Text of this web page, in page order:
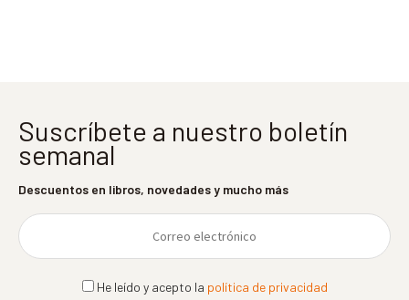
Suscríbete a nuestro boletín
semanal
Descuentos en libros, novedades y mucho más
He leído y acepto la política de privacidad